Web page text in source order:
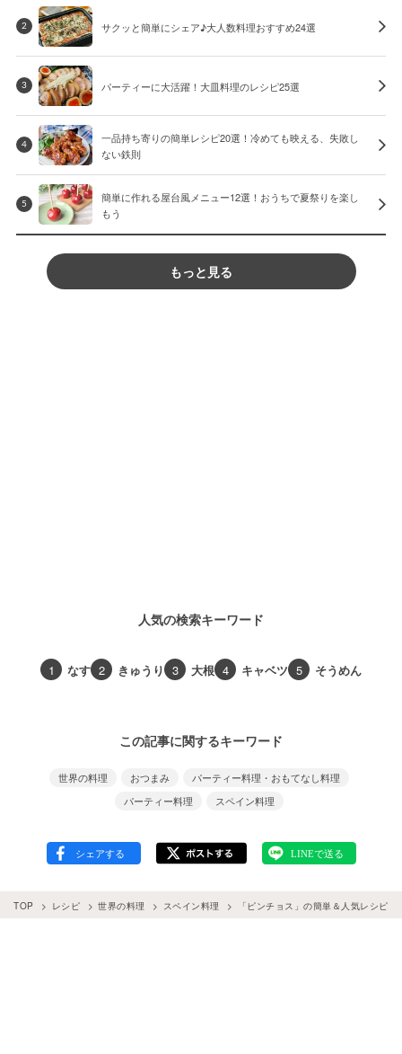
2 サクッと簡単にシェア♪大人数料理おすすめ24選
3 パーティーに大活躍！大皿料理のレシピ25選
4
一品持ち寄りの簡単レシピ20選！冷めても映える、失敗し
ない鉄則
5
簡単に作れる屋台風メニュー12選！おうちで夏祭りを楽し
もう
もっと見る
人気の検索キーワード
1 なす 2 きゅうり 3 大根 4 キャベツ 5 そうめん
この記事に関するキーワード
世界の料理 おつまみ
パーティー料理・おもてなし料理
パーティー料理
スペイン料理
TOP レシピ 世界の料理 スペイン料理 「ピンチョス」の簡単＆人気レシピ